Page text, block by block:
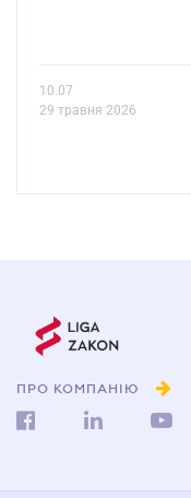
10.07
29 травня 2026
ПРО КОМПАНІЮ